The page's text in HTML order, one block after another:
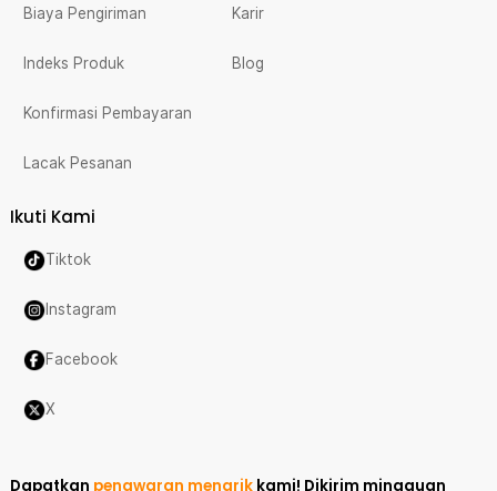
Biaya Pengiriman
Indeks Produk
Konfirmasi Pembayaran
Lacak Pesanan
Karir
Blog
Ikuti Kami
Tiktok
Instagram
Facebook
X
Dapatkan penawaran menarik kami! Dikirim mingguan